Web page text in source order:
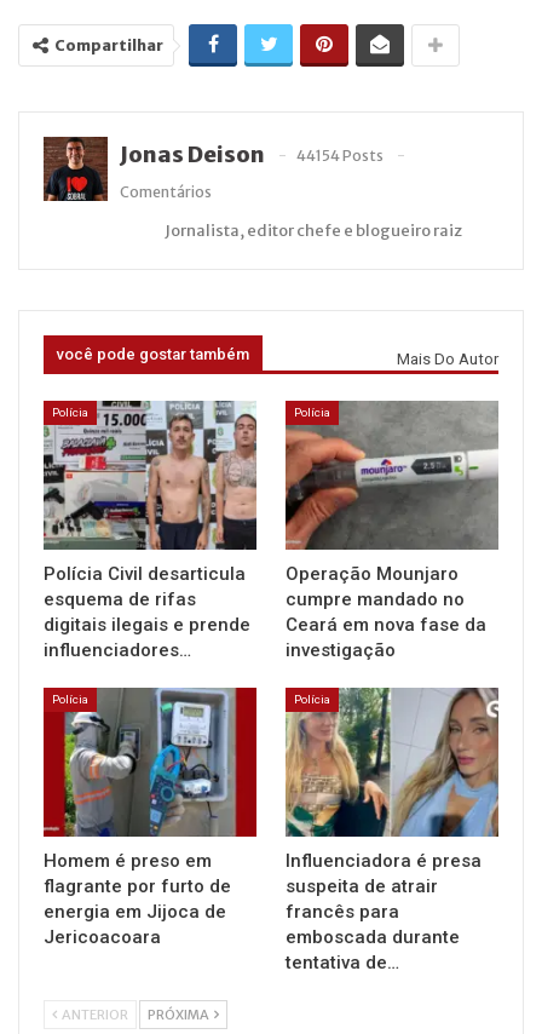
Compartilhar
Jonas Deison
44154 Posts
Comentários
Jornalista, editor chefe e blogueiro raiz
você pode gostar também Mais Do Autor
Polícia
Polícia Civil desarticula
esquema de rifas
digitais ilegais e prende
influenciadores…
Polícia
Operação Mounjaro
cumpre mandado no
Ceará em nova fase da
investigação
Polícia
Homem é preso em
flagrante por furto de
energia em Jijoca de
Jericoacoara
Polícia
Influenciadora é presa
suspeita de atrair
francês para
emboscada durante
tentativa de…
ANTERIOR PRÓXIMA